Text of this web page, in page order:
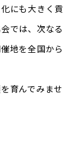
にも大きく貢
では、次なる
地を全国から
育んでみませ